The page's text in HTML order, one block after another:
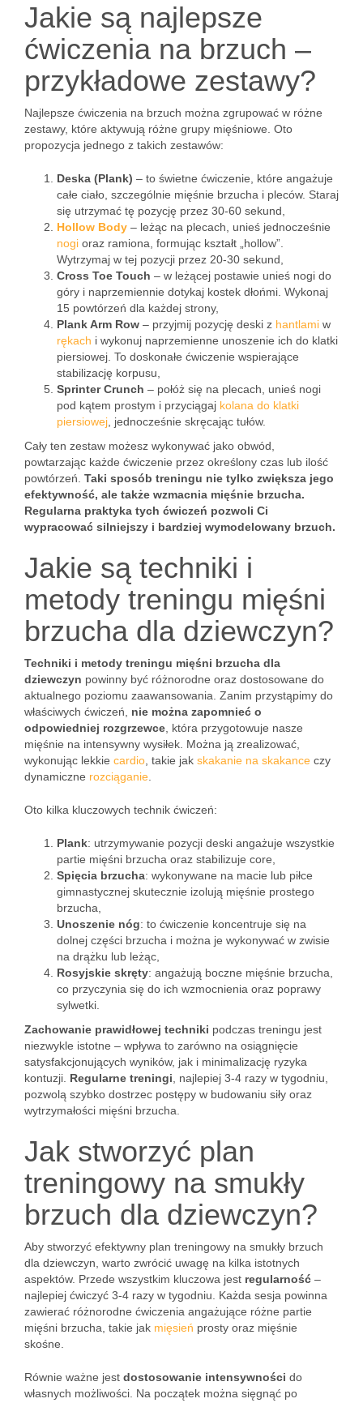
Jakie są najlepsze
ćwiczenia na brzuch –
przykładowe zestawy?
Najlepsze ćwiczenia na brzuch można zgrupować w różne
zestawy, które aktywują różne grupy mięśniowe. Oto
propozycja jednego z takich zestawów:
Deska (Plank) – to świetne ćwiczenie, które angażuje
całe ciało, szczególnie mięśnie brzucha i pleców. Staraj
się utrzymać tę pozycję przez 30-60 sekund,
Hollow Body – leżąc na plecach, unieś jednocześnie
nogi oraz ramiona, formując kształt „hollow”.
Wytrzymaj w tej pozycji przez 20-30 sekund,
Cross Toe Touch – w leżącej postawie unieś nogi do
góry i naprzemiennie dotykaj kostek dłońmi. Wykonaj
15 powtórzeń dla każdej strony,
Plank Arm Row – przyjmij pozycję deski z hantlami w
rękach i wykonuj naprzemienne unoszenie ich do klatki
piersiowej. To doskonałe ćwiczenie wspierające
stabilizację korpusu,
Sprinter Crunch – połóż się na plecach, unieś nogi
pod kątem prostym i przyciągaj kolana do klatki
piersiowej , jednocześnie skręcając tułów.
Cały ten zestaw możesz wykonywać jako obwód,
powtarzając każde ćwiczenie przez określony czas lub ilość
powtórzeń. Taki sposób treningu nie tylko zwiększa jego
efektywność, ale także wzmacnia mięśnie brzucha.
Regularna praktyka tych ćwiczeń pozwoli Ci
wypracować silniejszy i bardziej wymodelowany brzuch.
Jakie są techniki i
metody treningu mięśni
brzucha dla dziewczyn?
Techniki i metody treningu mięśni brzucha dla
dziewczyn powinny być różnorodne oraz dostosowane do
aktualnego poziomu zaawansowania. Zanim przystąpimy do
właściwych ćwiczeń, nie można zapomnieć o
odpowiedniej rozgrzewce , która przygotowuje nasze
mięśnie na intensywny wysiłek. Można ją zrealizować,
wykonując lekkie cardio , takie jak skakanie na skakance czy
dynamiczne rozciąganie
Oto kilka kluczowych technik ćwiczeń:
Plank: utrzymywanie pozycji deski angażuje wszystkie
partie mięśni brzucha oraz stabilizuje core,
Spięcia brzucha: wykonywane na macie lub piłce
gimnastycznej skutecznie izolują mięśnie prostego
brzucha,
Unoszenie nóg: to ćwiczenie koncentruje się na
dolnej części brzucha i można je wykonywać w zwisie
na drążku lub leżąc,
Rosyjskie skręty: angażują boczne mięśnie brzucha,
co przyczynia się do ich wzmocnienia oraz poprawy
sylwetki.
Zachowanie prawidłowej techniki podczas treningu jest
niezwykle istotne – wpływa to zarówno na osiągnięcie
satysfakcjonujących wyników, jak i minimalizację ryzyka
kontuzji. Regularne treningi , najlepiej 3-4 razy w tygodniu,
pozwolą szybko dostrzec postępy w budowaniu siły oraz
wytrzymałości mięśni brzucha.
Jak stworzyć plan
treningowy na smukły
brzuch dla dziewczyn?
Aby stworzyć efektywny plan treningowy na smukły brzuch
dla dziewczyn, warto zwrócić uwagę na kilka istotnych
aspektów. Przede wszystkim kluczowa jest regularność –
najlepiej ćwiczyć 3-4 razy w tygodniu. Każda sesja powinna
zawierać różnorodne ćwiczenia angażujące różne partie
mięśni brzucha, takie jak mięsień prosty oraz mięśnie
skośne.
Równie ważne jest dostosowanie intensywności do
własnych możliwości. Na początek można sięgnąć po